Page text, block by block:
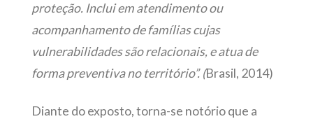
proteção. Inclui em atendimento ou
acompanhamento de famílias cujas
vulnerabilidades são relacionais, e atua de
forma preventiva no território”. (Brasil, 2014)
Diante do exposto, torna-se notório que a